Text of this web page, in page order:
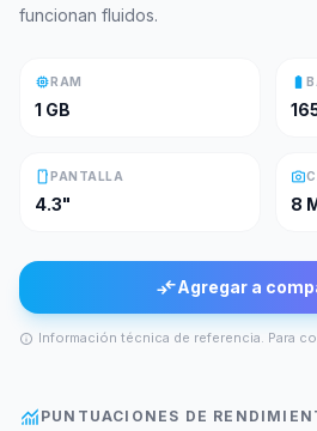
funcionan fluidos.
memoryRAM
1 GB
battery_full
smartphonePANTALLA
4.3"
photo_camera
8
compare_arrowsAgregar a
info Información técnica de referencia. Para
monitoring PUNTUACIONES DE